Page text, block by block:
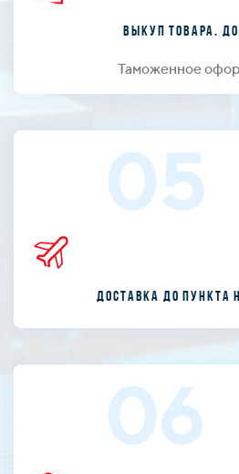
Выкуп товара.
Таможенное
05
Доставка до пункта
06